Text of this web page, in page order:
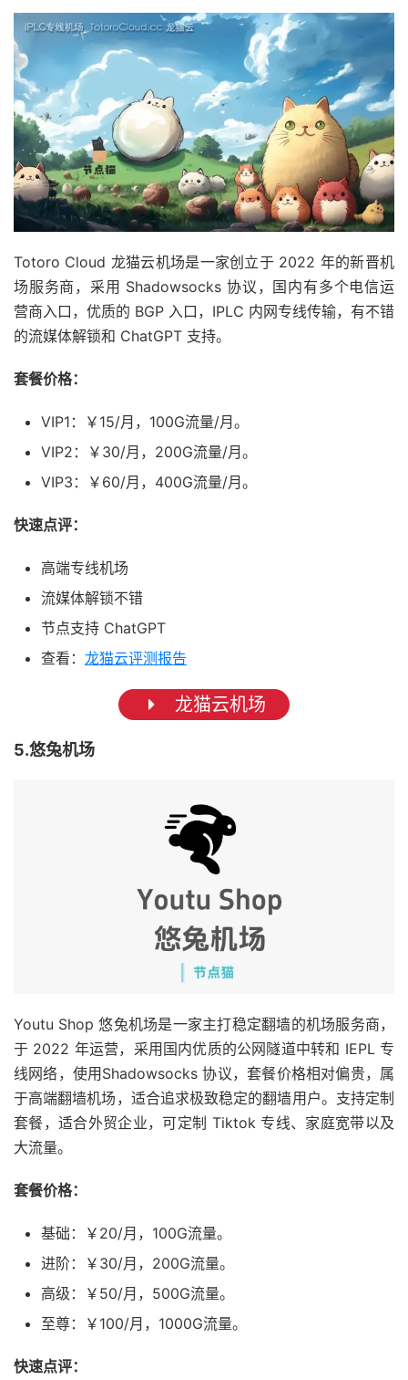
Totoro Cloud 龙猫云机场是一家创立于 2022 年的新晋机
场服务商，采用 Shadowsocks 协议，国内有多个电信运
营商入口，优质的 BGP 入口，IPLC 内网专线传输，有不错
的流媒体解锁和 ChatGPT 支持。
套餐价格：
VIP1：￥15/月，100G流量/月。
VIP2：￥30/月，200G流量/月。
VIP3：￥60/月，400G流量/月。
快速点评：
高端专线机场
流媒体解锁不错
节点支持 ChatGPT
查看： 龙猫云评测报告
龙猫云机场
5.悠兔机场
Youtu Shop 悠兔机场是一家主打稳定翻墙的机场服务商，
于 2022 年运营，采用国内优质的公网隧道中转和 IEPL 专
线网络，使用Shadowsocks 协议，套餐价格相对偏贵，属
于高端翻墙机场，适合追求极致稳定的翻墙用户。支持定制
套餐，适合外贸企业，可定制 Tiktok 专线、家庭宽带以及
大流量。
套餐价格：
基础：￥20/月，100G流量。
进阶：￥30/月，200G流量。
高级：￥50/月，500G流量。
至尊：￥100/月，1000G流量。
快速点评：